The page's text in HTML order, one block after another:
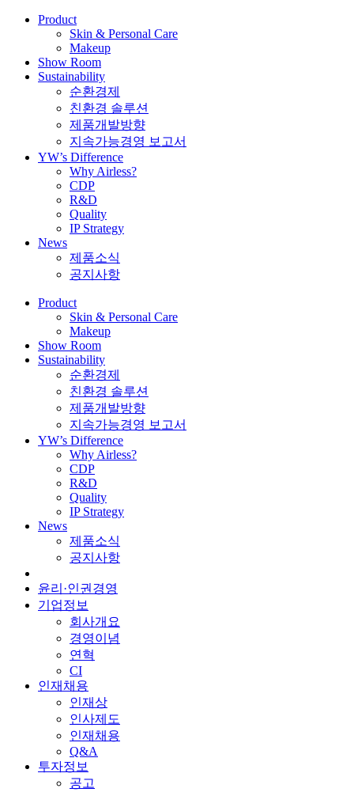
Product
Skin & Personal Care
Makeup
Show Room
Sustainability
순환경제
친환경 솔루션
제품개발방향
지속가능경영 보고서
YW’s Difference
Why Airless?
CDP
R&D
Quality
IP Strategy
News
제품소식
공지사항
Product
Skin & Personal Care
Makeup
Show Room
Sustainability
순환경제
친환경 솔루션
제품개발방향
지속가능경영 보고서
YW’s Difference
Why Airless?
CDP
R&D
Quality
IP Strategy
News
제품소식
공지사항
윤리·인권경영
기업정보
회사개요
경영이념
연혁
CI
인재채용
인재상
인사제도
인재채용
Q&A
투자정보
공고